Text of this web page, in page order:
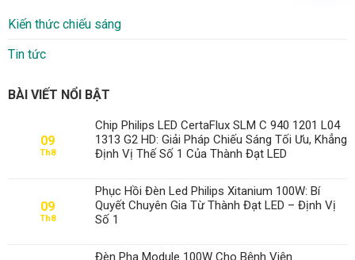
Kiến thức chiếu sáng
Tin tức
BÀI VIẾT NỔI BẬT
09
Th8
Chip Philips LED CertaFlux SLM C 940 1201 L04
1313 G2 HD: Giải Pháp Chiếu Sáng Tối Ưu, Khẳng
Định Vị Thế Số 1 Của Thành Đạt LED
09
Th8
Phục Hồi Đèn Led Philips Xitanium 100W: Bí
Quyết Chuyên Gia Từ Thành Đạt LED – Định Vị
Số 1
Đèn Pha Module 100W Cho Bệnh Viện